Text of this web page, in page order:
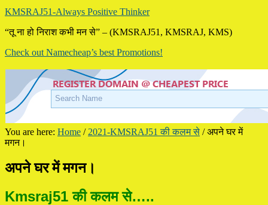
KMSRAJ51-Always Positive Thinker
“तू ना हो निराश कभी मन से” – (KMSRAJ51, KMSRAJ, KMS)
Check out Namecheap’s best Promotions!
You are here: Home / 2021-KMSRAJ51 की कलम से /अपने घर में
मगन।
अपने घर में मगन।
Kmsraj51 की कलम से…..